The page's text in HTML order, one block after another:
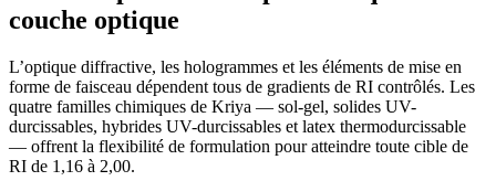
couche optique
L’optique diffractive, les hologrammes et les éléments de mise en
forme de faisceau dépendent tous de gradients de RI contrôlés. Les
quatre familles chimiques de Kriya — sol-gel, solides UV-
durcissables, hybrides UV-durcissables et latex thermodurcissable
— offrent la flexibilité de formulation pour atteindre toute cible de
RI de 1,16 à 2,00.